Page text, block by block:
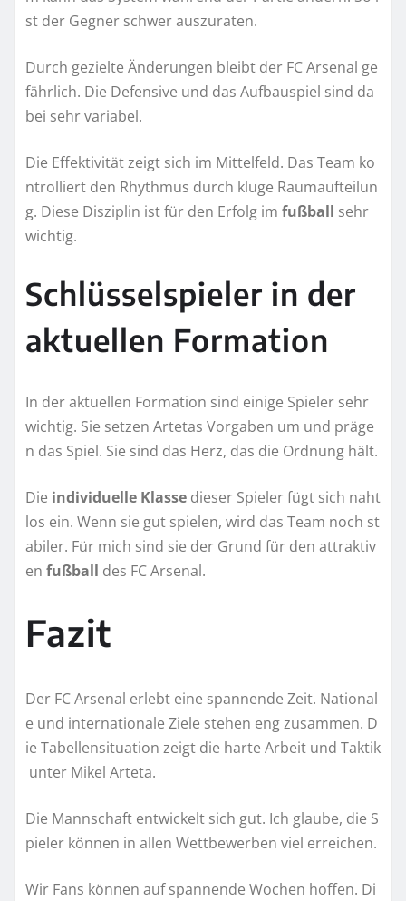
st der Gegner schwer auszuraten.
Durch gezielte Änderungen bleibt der FC Arsenal ge
fährlich. Die Defensive und das Aufbauspiel sind da
bei sehr variabel.
Die Effektivität zeigt sich im Mittelfeld. Das Team ko
ntrolliert den Rhythmus durch kluge Raumaufteilun
g. Diese Disziplin ist für den Erfolg im fußball sehr
wichtig.
Schlüsselspieler in der
aktuellen Formation
In der aktuellen Formation sind einige Spieler sehr
wichtig. Sie setzen Artetas Vorgaben um und präge
n das Spiel. Sie sind das Herz, das die Ordnung hält.
Die individuelle Klasse dieser Spieler fügt sich naht
los ein. Wenn sie gut spielen, wird das Team noch st
abiler. Für mich sind sie der Grund für den attraktiv
en fußball des FC Arsenal.
Fazit
Der FC Arsenal erlebt eine spannende Zeit. National
e und internationale Ziele stehen eng zusammen. D
ie Tabellensituation zeigt die harte Arbeit und Taktik
unter Mikel Arteta.
Die Mannschaft entwickelt sich gut. Ich glaube, die S
pieler können in allen Wettbewerben viel erreichen.
Wir Fans können auf spannende Wochen hoffen. Di